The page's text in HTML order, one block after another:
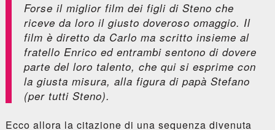
Forse il miglior film dei figli di Steno che
riceve da loro il giusto doveroso omaggio. Il
film è diretto da Carlo ma scritto insieme al
fratello Enrico ed entrambi sentono di dovere
parte del loro talento, che qui si esprime con
la giusta misura, alla figura di papà Stefano
(per tutti Steno).
Ecco allora la citazione di una sequenza divenuta